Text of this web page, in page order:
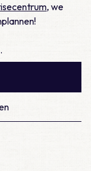
, we